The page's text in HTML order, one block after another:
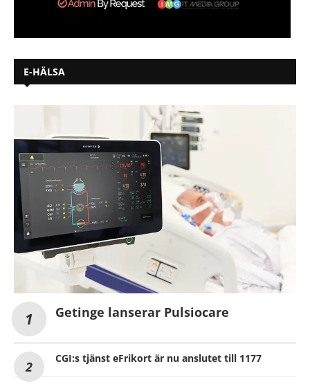
E-HÄLSA
Getinge lanserar Pulsiocare
CGI:s tjänst eFrikort är nu anslutet till 1177